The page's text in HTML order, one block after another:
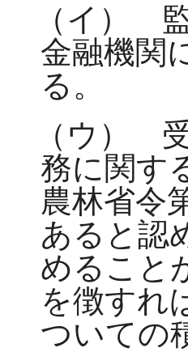
（イ）
金融機関
る。
（ウ）
務に関す
農林省令
あると認
めること
を徴すれ
ついての